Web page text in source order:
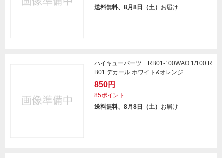
送料無料、8月8日（土） お届け
ハイキューパーツ RB01-100WAO 1/100 R
B01 デカール ホワイト&オレンジ
850円
85ポイント
送料無料、8月8日（土） お届け